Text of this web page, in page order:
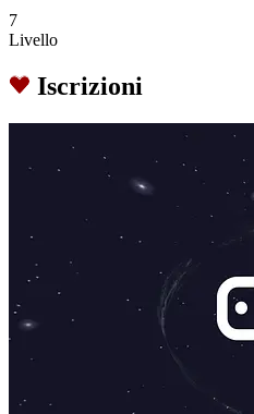
7
Livello
Iscrizioni